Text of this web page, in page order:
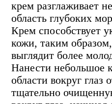
крем разглаживает
область глубоких
Крем способствует
кожи, таким
выглядит более
Нанести небольшое
области вокруг
тщательно